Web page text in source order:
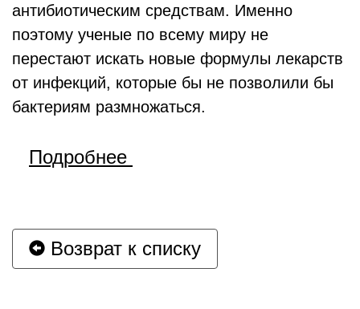
антибиотическим средствам. Именно
поэтому ученые по всему миру не
перестают искать новые формулы лекарств
от инфекций, которые бы не позволили бы
бактериям размножаться.
Подробнее
Возврат к списку